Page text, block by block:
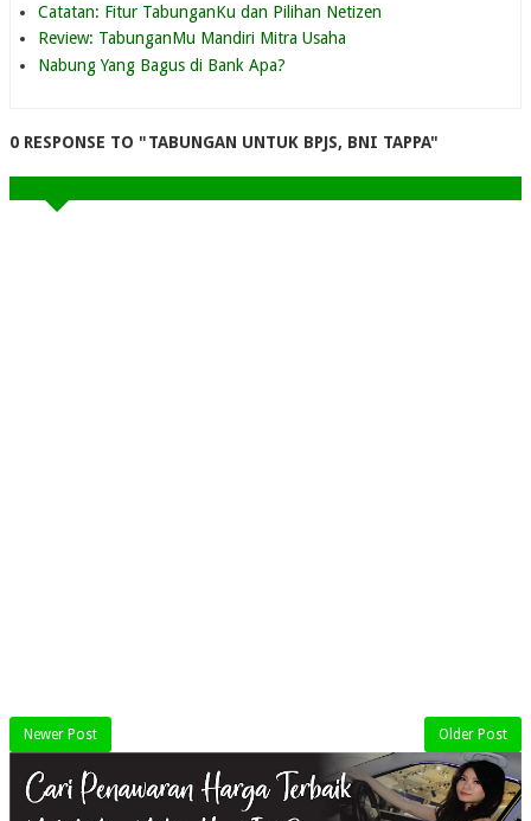
Catatan: Fitur TabunganKu dan Pilihan Netizen
Review: TabunganMu Mandiri Mitra Usaha
Nabung Yang Bagus di Bank Apa?
0 RESPONSE TO "TABUNGAN UNTUK BPJS, BNI TAPPA"
Newer Post Older Post